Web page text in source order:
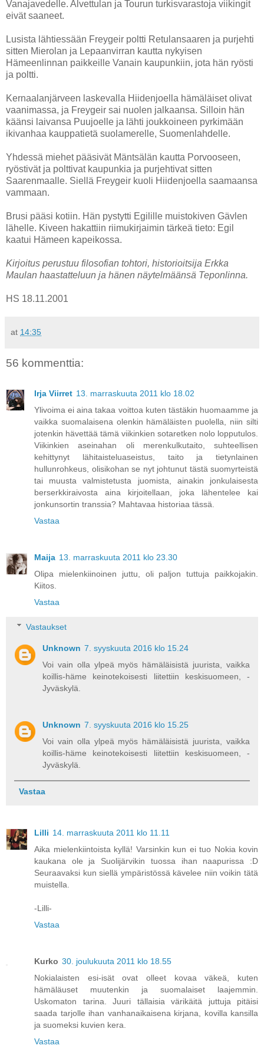
Vanajavedelle. Alvettulan ja Tourun turkisvarastoja viikingit
eivät saaneet.
Lusista lähtiessään Freygeir poltti Retulansaaren ja purjehti
sitten Mierolan ja Lepaanvirran kautta nykyisen
Hämeenlinnan paikkeille Vanain kaupunkiin, jota hän ryösti
ja poltti.
Kernaalanjärveen laskevalla Hiidenjoella hämäläiset olivat
vaanimassa, ja Freygeir sai nuolen jalkaansa. Silloin hän
käänsi laivansa Puujoelle ja lähti joukkoineen pyrkimään
ikivanhaa kauppatietä suolamerelle, Suomenlahdelle.
Yhdessä miehet pääsivät Mäntsälän kautta Porvooseen,
ryöstivät ja polttivat kaupunkia ja purjehtivat sitten
Saarenmaalle. Siellä Freygeir kuoli Hiidenjoella saamaansa
vammaan.
Brusi pääsi kotiin. Hän pystytti Egilille muistokiven Gävlen
lähelle. Kiveen hakattiin riimukirjaimin tärkeä tieto: Egil
kaatui Hämeen kapeikossa.
Kirjoitus perustuu filosofian tohtori, historioitsija Erkka
Maulan haastatteluun ja hänen näytelmäänsä Teponlinna.
HS 18.11.2001
at 14:35
56 kommenttia:
Irja Viirret 13. marraskuuta 2011 klo 18.02
Ylivoima ei aina takaa voittoa kuten tästäkin huomaamme ja
vaikka suomalaisena olenkin hämäläisten puolella, niin silti
jotenkin hävettää tämä viikinkien sotaretken nolo lopputulos.
Viikinkien aseinahan oli merenkulkutaito, suhteellisen
kehittynyt lähitaisteluaseistus, taito ja tietynlainen
hullunrohkeus, olisikohan se nyt johtunut tästä suomyrteistä
tai muusta valmistetusta juomista, ainakin jonkulaisesta
berserkkiraivosta aina kirjoitellaan, joka lähentelee kai
jonkunsortin transsia? Mahtavaa historiaa tässä.
Vastaa
Maija 13. marraskuuta 2011 klo 23.30
Olipa mielenkiinoinen juttu, oli paljon tuttuja paikkojakin.
Kiitos.
Vastaa
Vastaukset
Unknown 7. syyskuuta 2016 klo 15.24
Voi vain olla ylpeä myös hämäläisistä juurista, vaikka
koillis-häme keinotekoisesti liitettiin keskisuomeen, -
Jyväskylä.
Unknown 7. syyskuuta 2016 klo 15.25
Voi vain olla ylpeä myös hämäläisistä juurista, vaikka
koillis-häme keinotekoisesti liitettiin keskisuomeen, -
Jyväskylä.
Vastaa
Lilli 14. marraskuuta 2011 klo 11.11
Aika mielenkiintoista kyllä! Varsinkin kun ei tuo Nokia kovin
kaukana ole ja Suolijärvikin tuossa ihan naapurissa :D
Seuraavaksi kun siellä ympäristössä kävelee niin voikin tätä
muistella.
-Lilli-
Vastaa
Kurko 30. joulukuuta 2011 klo 18.55
Nokialaisten esi-isät ovat olleet kovaa väkeä, kuten
hämäläuset muutenkin ja suomalaiset laajemmin.
Uskomaton tarina. Juuri tällaisia värikäitä juttuja pitäisi
saada tarjolle ihan vanhanaikaisena kirjana, kovilla kansilla
ja suomeksi kuvien kera.
Vastaa